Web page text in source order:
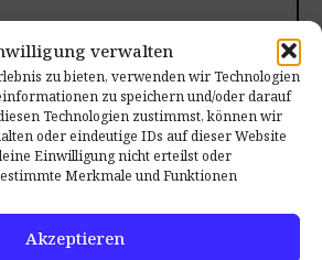
verwalten
zu bieten, verwenden wir Technologien
zu speichern und/oder darauf
Technologien zustimmst, können wir
oder eindeutige IDs auf dieser Website
Einwilligung nicht erteilst oder
Merkmale und Funktionen
Akzeptieren